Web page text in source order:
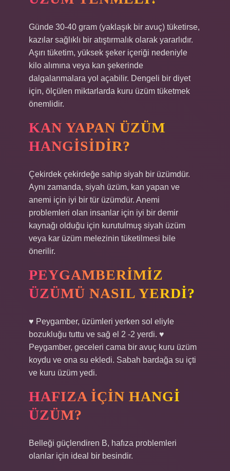
Günde 30-40 gram (yaklaşık bir avuç) tüketirse,
kazılar sağlıklı bir atıştırmalık olarak yararlıdır.
Aşırı tüketim, yüksek şeker içeriği nedeniyle
kilo alımına veya kan şekerinde
dalgalanmalara yol açabilir. Dengeli bir diyet
için, ölçülen miktarlarda kuru üzüm tüketmek
önemlidir.
KAN YAPAN ÜZÜM
HANGISIDIR?
Çekirdek çekirdeğe sahip siyah bir üzümdür.
Aynı zamanda, siyah üzüm, kan yapan ve
anemi için iyi bir tür üzümdür. Anemi
problemleri olan insanlar için iyi bir demir
kaynağı olduğu için kurutulmuş siyah üzüm
veya kar üzüm melezinin tüketilmesi bile
önerilir.
PEYGAMBERIMIZ
ÜZÜMÜ NASIL YERDI?
♥ Peygamber, üzümleri yerken sol eliyle
bozukluğu tuttu ve sağ el 2 -2 yerdi. ♥
Peygamber, geceleri cama bir avuç kuru üzüm
koydu ve ona su ekledi. Sabah bardağa su içti
ve kuru üzüm yedi.
HAFIZA IÇIN HANGI
ÜZÜM?
Belleği güçlendiren B, hafıza problemleri
olanlar için ideal bir besindir.